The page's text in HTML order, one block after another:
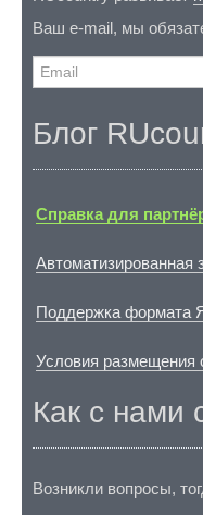
Ваш e-mail, мы
Блог
Справка для
Автоматизированная
Поддержка формата
Условия размещения
Как с нами
Возникли вопросы,